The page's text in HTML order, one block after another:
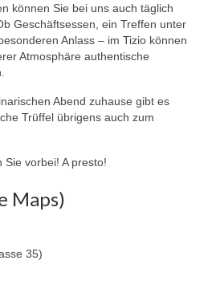
können Sie bei uns auch täglich
Geschäftsessen, ein Treffen unter
Anlass – im Tizio können
Atmosphäre authentische
Abend zuhause gibt es
Trüffel übrigens auch zum
Sie vorbei! A presto!
Maps)
35)